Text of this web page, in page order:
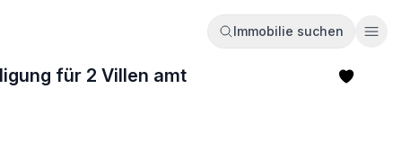
Immobilie suchen
für 2 Villen amt